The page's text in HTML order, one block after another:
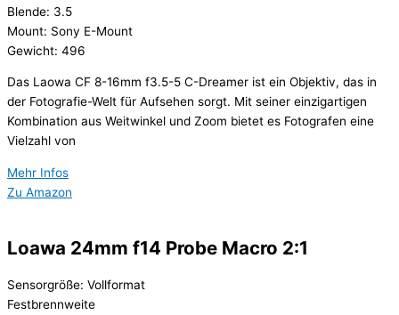
Blende: 3.5
Mount: Sony E-Mount
Gewicht: 496
Das Laowa CF 8-16mm f3.5-5 C-Dreamer ist ein Objektiv, das in
der Fotografie-Welt für Aufsehen sorgt. Mit seiner einzigartigen
Kombination aus Weitwinkel und Zoom bietet es Fotografen eine
Vielzahl von
Mehr Infos
Zu Amazon
Loawa 24mm f14 Probe Macro 2:1
Sensorgröße: Vollformat
Festbrennweite